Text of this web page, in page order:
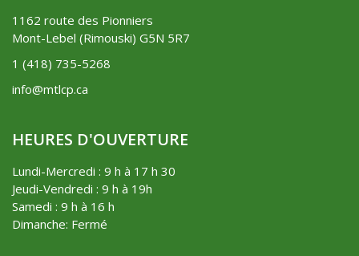
1162 route des Pionniers
Mont-Lebel (Rimouski) G5N 5R7
1 (418) 735-5268
info@mtlcp.ca
HEURES D'OUVERTURE
Lundi-Mercredi : 9 h à 17 h 30
Jeudi-Vendredi : 9 h à 19h
Samedi : 9 h à 16 h
Dimanche: Fermé